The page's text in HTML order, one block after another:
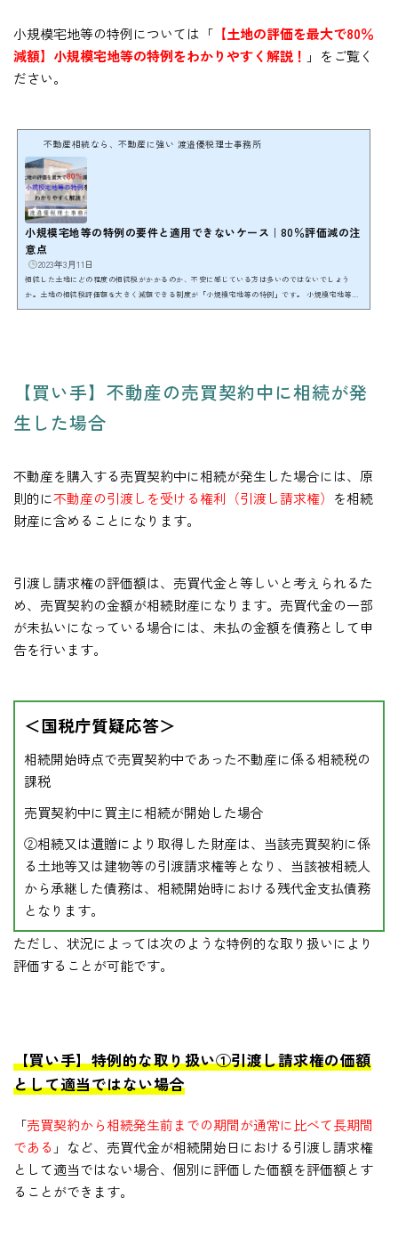
小規模宅地等の特例については「 【土地の評価を最大で80％
減額】小規模宅地等の特例をわかりやすく解説！ 」をご覧く
ださい。
不動産相続なら、不動産に強い 渡邉優税理士事務所
小規模宅地等の特例の要件と適用できないケース｜80％評価減の注
意点
2023年3月11日
相続した土地にどの程度の相続税がかかるのか、不安に感じている方は多いのではないでしょう
か。土地の相続税評価額を大きく減額できる制度が「小規模宅地等の特例」です。 小規模宅地等の
特例は、相続税の特例の中でも一番重要な特例であり、特例の要件を満たし、適用することで相続
【買い手】不動産の売買契約中に相続が発
生した場合
不動産を購入する売買契約中に相続が発生した場合には、原
則的に不動産の引渡しを受ける権利（引渡し請求権） を相続
財産に含めることになります。
引渡し請求権の評価額は、売買代金と等しいと考えられるた
め、売買契約の金額が相続財産になります。売買代金の一部
が未払いになっている場合には、未払の金額を債務として申
告を行います。
＜国税庁質疑応答＞
相続開始時点で売買契約中であった不動産に係る相続税の
課税
売買契約中に買主に相続が開始した場合
②相続又は遺贈により取得した財産は、当該売買契約に係
る土地等又は建物等の引渡請求権等となり、当該被相続人
から承継した債務は、相続開始時における残代金支払債務
となります。
ただし、状況によっては次のような特例的な取り扱いにより
評価することが可能です。
【買い手】特例的な取り扱い①引渡し請求権の価額
として適当ではない場合
「売買契約から相続発生前までの期間が通常に比べて長期間
である 」など、売買代金が相続開始日における引渡し請求権
として適当ではない場合、個別に評価した価額を評価額とす
ることができます。